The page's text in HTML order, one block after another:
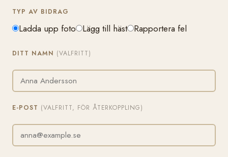
TYP AV BIDRAG
Ladda upp foto Lägg till häst Rapportera fel
DITT NAMN (VALFRITT)
E-POST (VALFRITT, FÖR ÅTERKOPPLING)